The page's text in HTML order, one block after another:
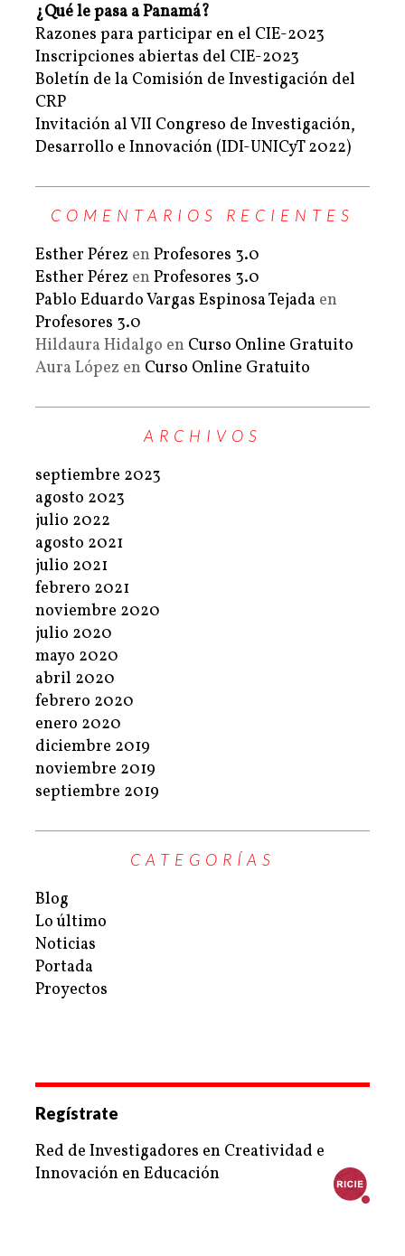
¿Qué le pasa a Panamá?
Razones para participar en el CIE-2023
Inscripciones abiertas del CIE-2023
Boletín de la Comisión de Investigación del
CRP
Invitación al VII Congreso de Investigación,
Desarrollo e Innovación (IDI-UNICyT 2022)
COMENTARIOS RECIENTES
Esther Pérez en Profesores 3.0
Esther Pérez en Profesores 3.0
Pablo Eduardo Vargas Espinosa Tejada en
Profesores 3.0
Hildaura Hidalgo en Curso Online Gratuito
Aura López en Curso Online Gratuito
ARCHIVOS
septiembre 2023
agosto 2023
julio 2022
agosto 2021
julio 2021
febrero 2021
noviembre 2020
julio 2020
mayo 2020
abril 2020
febrero 2020
enero 2020
diciembre 2019
noviembre 2019
septiembre 2019
CATEGORÍAS
Blog
Lo último
Noticias
Portada
Proyectos
Regístrate
Red de Investigadores en Creatividad e
Innovación en Educación